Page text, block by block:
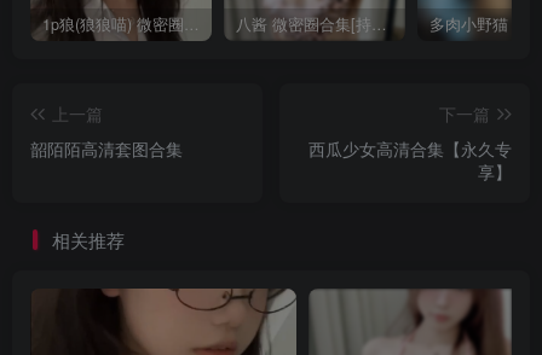
1p狼(狼狼喵) 微密圈/岛遇合集[持续更新2025.08.20] 八酱 微密圈合集[持续更新]
上一篇
韶陌陌高清套图合集
下一篇
西瓜少女高清合集【永久专
享】
相关推荐